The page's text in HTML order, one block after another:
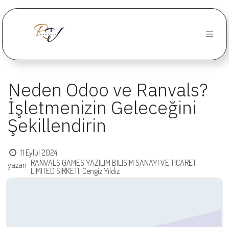
İçereği Atla
Neden Odoo ve Ranvals?
İşletmenizin Geleceğini
Şekillendirin
11 Eylül 2024
yazan RANVALS GAMES YAZILIM BILISIM SANAYI VE TICARET
LIMITED SIRKETI, Cengiz Yıldız